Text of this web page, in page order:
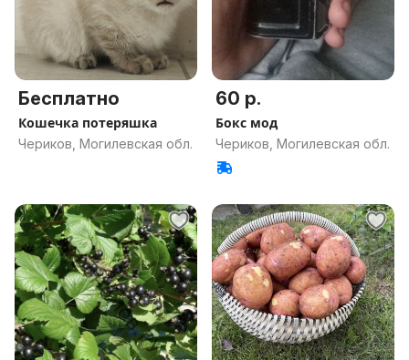
Бесплатно
Кошечка потеряшка
Чериков, Могилевская обл.
60 р.
Бокс мод
Чериков, Могилевская обл.